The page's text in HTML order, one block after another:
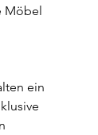
Möbel
ein